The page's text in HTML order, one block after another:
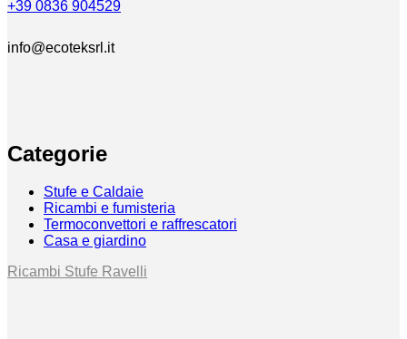
+39 0836 904529
info@ecoteksrl.it
Categorie
Stufe e Caldaie
Ricambi e fumisteria
Termoconvettori e raffrescatori
Casa e giardino
Ricambi Stufe Ravelli